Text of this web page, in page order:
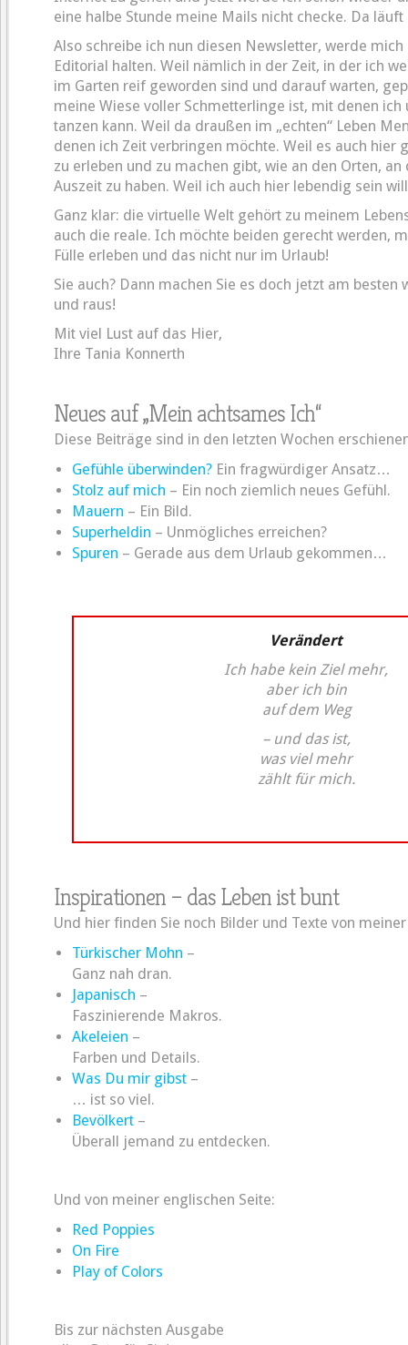
eine halbe Stunde meine Mails nicht checke. Da
Also schreibe ich nun diesen Newsletter, werde
Editorial halten. Weil nämlich in der Zeit, in der ich
im Garten reif geworden sind und darauf warten,
meine Wiese voller Schmetterlinge ist, mit denen ich
tanzen kann. Weil da draußen im „echten“ Leben
denen ich Zeit verbringen möchte. Weil es auch hier
zu erleben und zu machen gibt, wie an den Orten,
Auszeit zu haben. Weil ich auch hier lebendig sein
Ganz klar: die virtuelle Welt gehört zu meinem
auch die reale. Ich möchte beiden gerecht werden,
Fülle erleben und das nicht nur im Urlaub!
Sie auch? Dann machen Sie es doch jetzt am besten
und raus!
Mit viel Lust auf das Hier,
Ihre Tania Konnerth
Neues auf „Mein achtsames Ich“
Diese Beiträge sind in den letzten Wochen
Gefühle überwinden? Ein fragwürdiger Ansatz…
Stolz auf mich – Ein noch ziemlich neues Gefühl.
Mauern – Ein Bild.
Superheldin – Unmögliches erreichen?
Spuren – Gerade aus dem Urlaub gekommen…
Verändert
Ich habe kein Ziel mehr,
aber ich bin
auf dem Weg
– und das ist,
was viel mehr
zählt für mich.
Inspirationen – das Leben ist bunt
Und hier finden Sie noch Bilder und Texte von
Türkischer Mohn –
Ganz nah dran.
Japanisch –
Faszinierende Makros.
Akeleien –
Farben und Details.
Was Du mir gibst –
… ist so viel.
Bevölkert –
Überall jemand zu entdecken.
Und von meiner englischen Seite:
Red Poppies
On Fire
Play of Colors
Bis zur nächsten Ausgabe